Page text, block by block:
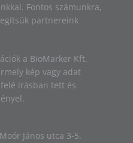
Fontos számunkra,
partnereink
a BioMarker Kft.
kép vagy adat
írásban tett és
János utca 3-5.